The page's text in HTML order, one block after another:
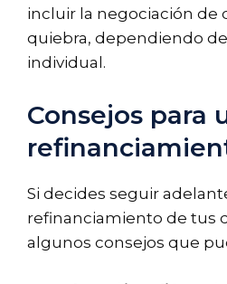
incluir la negociación de
quiebra, dependiendo
individual.
Consejos para
Si decides seguir
refinanciamiento de tus
algunos consejos que